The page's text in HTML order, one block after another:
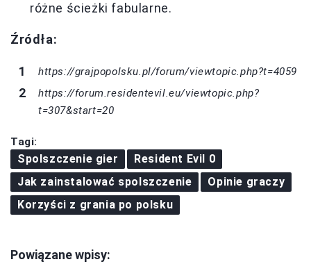
różne ścieżki fabularne.
Źródła:
https://grajpopolsku.pl/forum/viewtopic.php?t=4059
https://forum.residentevil.eu/viewtopic.php?
t=307&start=20
Tagi:
Spolszczenie gier
Resident Evil 0
Jak zainstalować spolszczenie
Opinie graczy
Korzyści z grania po polsku
Powiązane wpisy: